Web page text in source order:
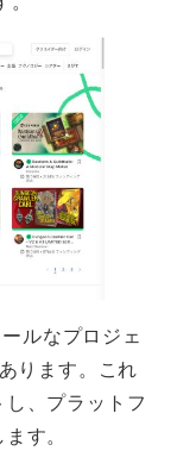
ルなプロジェ
ります。これ
、プラットフ
す。